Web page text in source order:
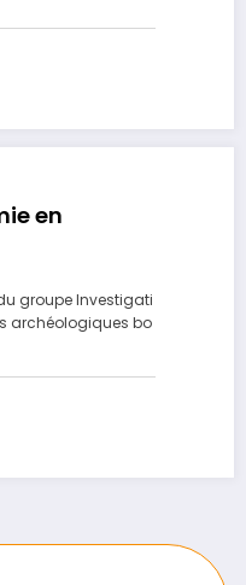
en
groupe Investigati
archéologiques bo